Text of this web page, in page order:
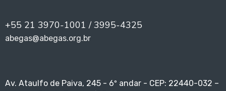
+55 21 3970-1001 / 3995-4325
abegas@abegas.org.br
Av. Ataulfo de Paiva, 245 - 6º andar - CEP: 22440-032 –